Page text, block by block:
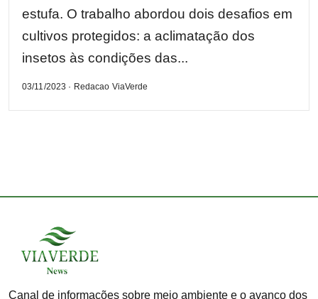
estufa. O trabalho abordou dois desafios em
cultivos protegidos: a aclimatação dos
insetos às condições das...
03/11/2023 · Redacao ViaVerde
Canal de informações sobre meio ambiente e o avanço dos